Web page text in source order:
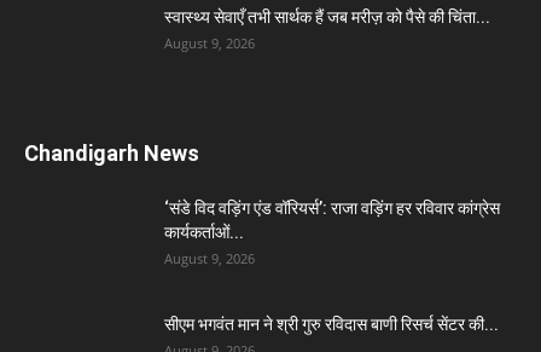
स्वास्थ्य सेवाएँ तभी सार्थक हैं जब मरीज़ को पैसे की चिंता...
August 9, 2026
Chandigarh News
‘संडे विद वड़िंग एंड वॉरियर्स’: राजा वड़िंग हर रविवार कांग्रेस
कार्यकर्ताओं...
August 9, 2026
सीएम भगवंत मान ने श्री गुरु रविदास बाणी रिसर्च सेंटर की...